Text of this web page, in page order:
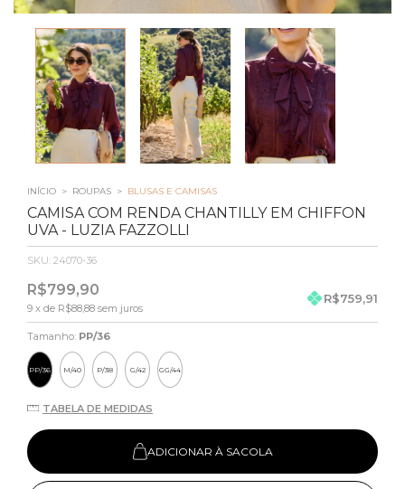
INÍCIO > ROUPAS > BLUSAS E CAMISAS
CAMISA COM RENDA CHANTILLY EM CHIFFON
UVA - LUZIA FAZZOLLI
SKU: 24070-36
R$799,90
9 x de R$88,88 sem juros
R$759,91
Tamanho: PP/36
PP/36 M/40 P/38 G/42 GG/44
TABELA DE MEDIDAS
ADICIONAR À SACOLA